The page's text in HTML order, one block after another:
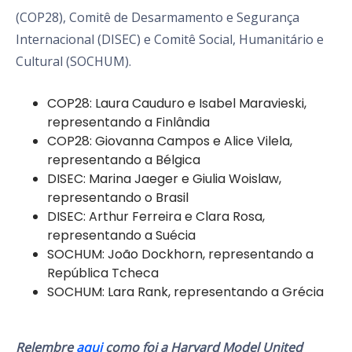
(COP28), Comitê de Desarmamento e Segurança
Internacional (DISEC) e Comitê Social, Humanitário e
Cultural (SOCHUM).
COP28: Laura Cauduro e Isabel Maravieski,
representando a Finlândia
COP28: Giovanna Campos e Alice Vilela,
representando a Bélgica
DISEC: Marina Jaeger e Giulia Woislaw,
representando o Brasil
DISEC: Arthur Ferreira e Clara Rosa,
representando a Suécia
SOCHUM: João Dockhorn, representando a
República Tcheca
SOCHUM: Lara Rank, representando a Grécia
Relembreaquicomo foi a Harvard Model United